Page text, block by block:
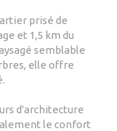
prisé de
et 1,5 km du
semblable
elle offre
d'architecture
le confort